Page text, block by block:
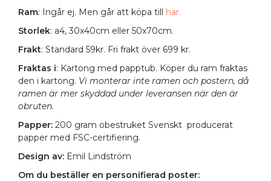
Ram: Ingår ej. Men går att köpa till här.
Storlek: a4, 30x40cm eller 50x70cm.
Frakt: Standard 59kr. Fri frakt över 699 kr.
Fraktas i: Kartong med papptub. Köper du ram fraktas
den i kartong. Vi monterar inte ramen och postern, då
ramen är mer skyddad under leveransen när den är
obruten.
Papper: 200 gram obestruket Svenskt producerat
papper med FSC-certifiering.
Design av: Emil Lindström
Om du beställer en personifierad poster: